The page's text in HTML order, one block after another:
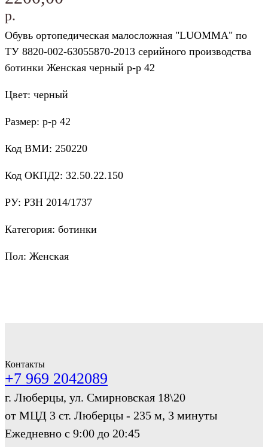
р.
Обувь ортопедическая малосложная "LUOMMA" по
ТУ 8820-002-63055870-2013 серийного производства
ботинки Женская черный р-р 42
Цвет: черный
Размер: р-р 42
Код ВМИ: 250220
Код ОКПД2: 32.50.22.150
РУ: РЗН 2014/1737
Категория: ботинки
Пол: Женская
Контакты
+7 969 2042089
г. Люберцы, ул. Смирновская 18\20
от МЦД 3 ст. Люберцы - 235 м, 3 минуты
Ежедневно с 9:00 до 20:45